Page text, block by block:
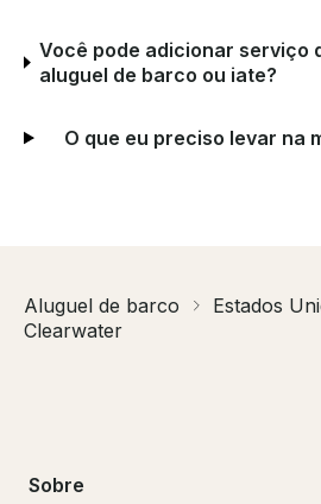
Você pode adicionar serviço
aluguel de barco ou iate?
O que eu preciso levar na
Aluguel de barco Estados
Clearwater
Sobre